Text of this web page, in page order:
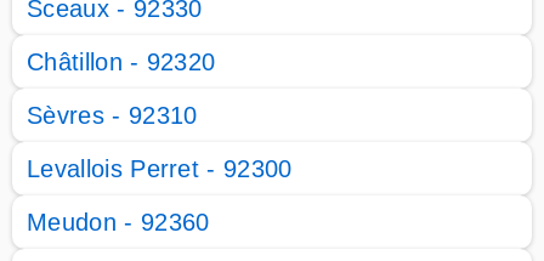
Sceaux - 92330
Châtillon - 92320
Sèvres - 92310
Levallois Perret - 92300
Meudon - 92360